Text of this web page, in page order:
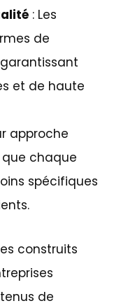
: Les
de
et de haute
approche
chaque
spécifiques
construits
de